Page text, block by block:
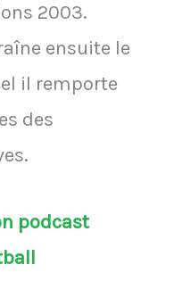
2003.
ensuite le
il remporte
des
podcast